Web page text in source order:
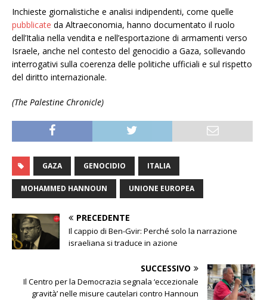
Inchieste giornalistiche e analisi indipendenti, come quelle
pubblicate da Altraeconomia, hanno documentato il ruolo
dell’Italia nella vendita e nell’esportazione di armamenti verso
Israele, anche nel contesto del genocidio a Gaza, sollevando
interrogativi sulla coerenza delle politiche ufficiali e sul rispetto
del diritto internazionale.
(The Palestine Chronicle)
GAZA GENOCIDIO ITALIA
MOHAMMED HANNOUN UNIONE EUROPEA
PRECEDENTE
Il cappio di Ben-Gvir: Perché solo la narrazione
israeliana si traduce in azione
SUCCESSIVO
Il Centro per la Democrazia segnala ‘eccezionale
gravità’ nelle misure cautelari contro Hannoun